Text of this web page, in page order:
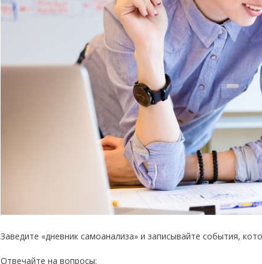
Заведите «дневник самоанализа» и записывайте события,
Отвечайте на вопросы: